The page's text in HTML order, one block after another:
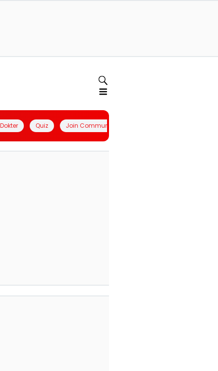
Quiz Join Community